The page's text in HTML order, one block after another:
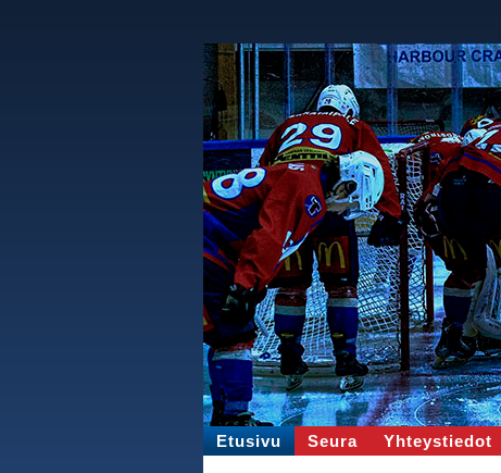
Etusivu Seura Yhteystiedot